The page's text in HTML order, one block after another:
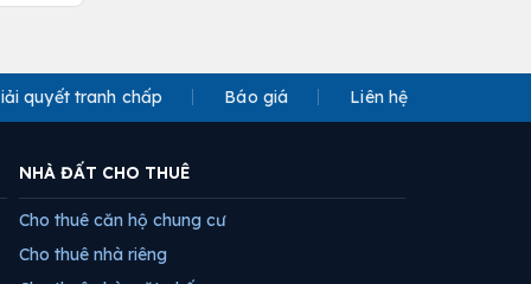
quyết tranh chấp Báo giá Liên hệ
NHÀ ĐẤT CHO THUÊ
Cho thuê căn hộ chung cư
Cho thuê nhà riêng